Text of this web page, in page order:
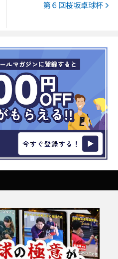
第６回桜坂卓球杯